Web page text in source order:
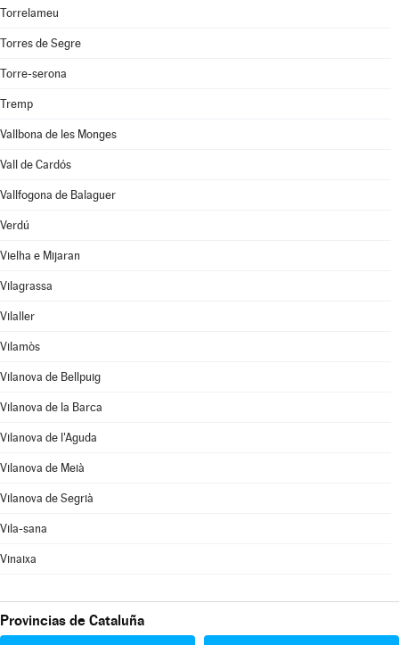
Torrelameu
Torres de Segre
Torre-serona
Tremp
Vallbona de les Monges
Vall de Cardós
Vallfogona de Balaguer
Verdú
Vielha e Mijaran
Vilagrassa
Vilaller
Vilamòs
Vilanova de Bellpuig
Vilanova de la Barca
Vilanova de l'Aguda
Vilanova de Meià
Vilanova de Segrià
Vila-sana
Vinaixa
Provincias de Cataluña